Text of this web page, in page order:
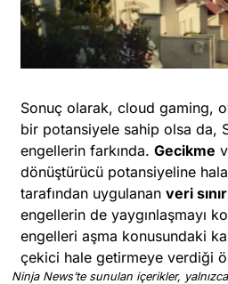
Sonuç olarak, cloud gaming,
bir potansiyele sahip olsa da,
engellerin farkında. Gecikme
dönüştürücü potansiyeline hala
tarafından uygulanan veri
engellerin de yaygınlaşmayı
engelleri aşma konusundaki
çekici hale getirmeye verdiği
Ninja News’te sunulan içerikler,